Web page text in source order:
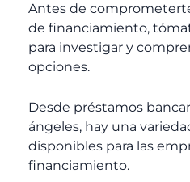
Antes de
de financiamiento,
para investigar y
opciones.
Desde préstamos
ángeles, hay una
disponibles para las
financiamiento.